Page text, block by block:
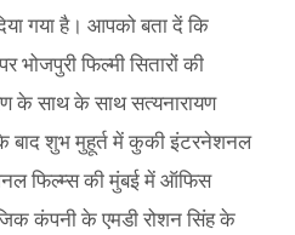
गया है। आपको बता दें कि
फिल्मी सितारों की
के साथ के साथ सत्यनारायण
बाद शुभ मुहूर्त में कुकी इंटरनेशनल
फिल्म्स की मुंबई में ऑफिस
कंपनी के एमडी रोशन सिंह के